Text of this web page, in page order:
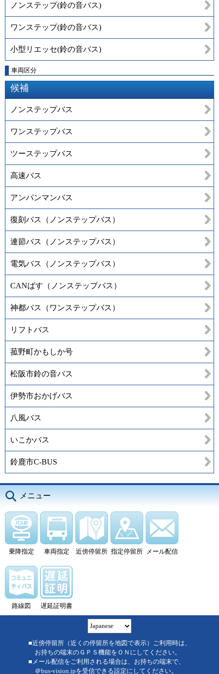
ノンステップ(鈴の音バス)
ワンステップ(鈴の音バス)
小型リエッセ(鈴の音バス)
車両区分
候補
ノンステップバス
ワンステップバス
ツーステップバス
高速バス
アンパンマンバス
復刻バス（ノンステップバス）
連節バス（ノンステップバス）
電気バス（ノンステップバス）
CANばす（ノンステップバス）
神都バス（ワンステップバス）
リフトバス
菰野町かもしか号
松阪市鈴の音バス
伊勢市おかげバス
八風バス
いこかバス
鈴鹿市C-BUS
メニュー
乗降指定 車両指定 近傍停留所 指定停留所 メール配信
路線図 遅延証明書
■近傍停留所（近くの停留所を地図で表示）ご利用時は、
お持ちの端末のＧＰＳ機能をＯＮにしてください。
■メール配信をご利用される場合は、お持ちの端末で、
＠bus-vision.jpを受信できる設定にしてください。